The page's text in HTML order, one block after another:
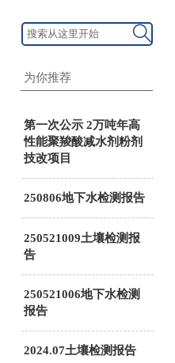

为你推荐
第一次公示 2万吨年高
性能聚羧酸减水剂粉剂
技改项目
250806地下水检测报告
250521009土壤检测报
告
250521006地下水检测
报告
2024.07土壤检测报告